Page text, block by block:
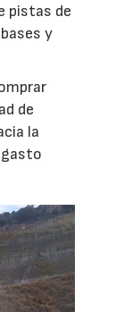
pistas de
y
de
la